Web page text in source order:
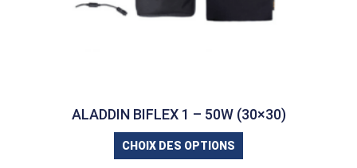
ALADDIN BIFLEX 1 – 50W (30×30)
CHOIX DES OPTIONS